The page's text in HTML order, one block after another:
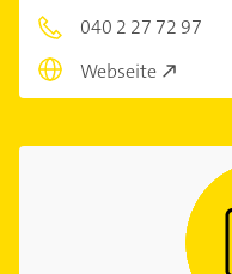
040 2 27 72 97
Webseite